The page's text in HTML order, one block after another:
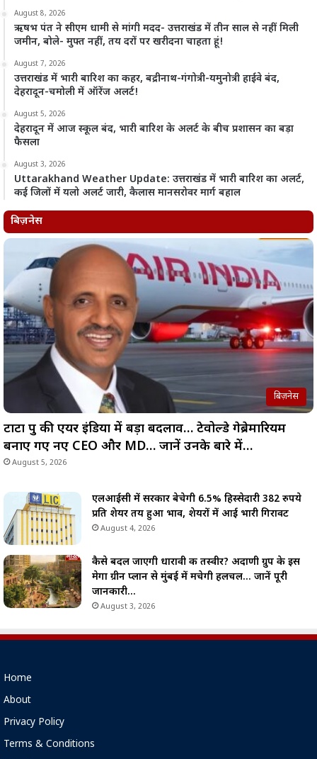
August 8, 2026
ऋषभ पंत ने सीएम धामी से मांगी मदद- उत्तराखंड में तीन साल से नहीं मिली
जमीन, बोले- मुफ्त नहीं, तय दरों पर खरीदना चाहता हूं!
August 7, 2026
उत्तराखंड में भारी बारिश का कहर, बद्रीनाथ-गंगोत्री-यमुनोत्री हाईवे बंद,
देहरादून-चमोली में ऑरेंज अलर्ट!
August 5, 2026
देहरादून में आज स्कूल बंद, भारी बारिश के अलर्ट के बीच प्रशासन का बड़ा
फैसला
August 3, 2026
Uttarakhand Weather Update: उत्तराखंड में भारी बारिश का अलर्ट,
कई जिलों में यलो अलर्ट जारी, कैलास मानसरोवर मार्ग बहाल
बिज़नेस
बिज़नेस
टाटा ग्रुप की एयर इंडिया में बड़ा बदलाव… टेवोल्डे गेब्रेमारियम
बनाए गए नए CEO और MD… जानें उनके बारे में…
August 5, 2026
एलआईसी में सरकार बेचेगी 6.5% हिस्सेदारी 382 रुपये
प्रति शेयर तय हुआ भाव, शेयरों में आई भारी गिरावट
August 4, 2026
कैसे बदल जाएगी धारावी की तस्वीर? अदाणी ग्रुप के इस
मेगा ग्रीन प्लान से मुंबई में मचेगी हलचल… जानें पूरी
जानकारी…
August 3, 2026
Home
About
Privacy Policy
Terms & Conditions